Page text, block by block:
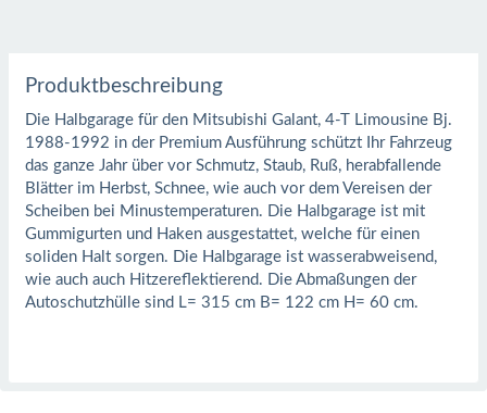
Produktbeschreibung
Die Halbgarage für den Mitsubishi Galant, 4-T Limousine Bj.
1988-1992 in der Premium Ausführung schützt Ihr Fahrzeug
das ganze Jahr über vor Schmutz, Staub, Ruß, herabfallende
Blätter im Herbst, Schnee, wie auch vor dem Vereisen der
Scheiben bei Minustemperaturen. Die Halbgarage ist mit
Gummigurten und Haken ausgestattet, welche für einen
soliden Halt sorgen. Die Halbgarage ist wasserabweisend,
wie auch auch Hitzereflektierend. Die Abmaßungen der
Autoschutzhülle sind L= 315 cm B= 122 cm H= 60 cm.